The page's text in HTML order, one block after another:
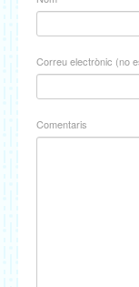
Correu electrònic (no
Comentaris